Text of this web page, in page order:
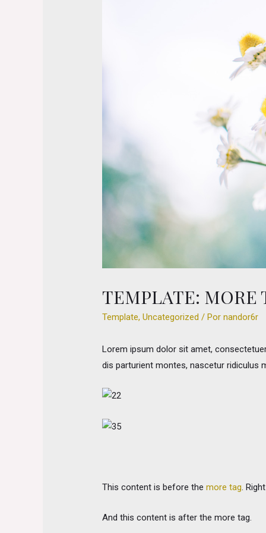
TEMPLATE: MORE
Template,Uncategorized / Pornandor6r
Lorem ipsum dolor sit amet,
dis parturient montes, nascetur ridiculus
This content is before themore tag .
And this content is after the more tag.